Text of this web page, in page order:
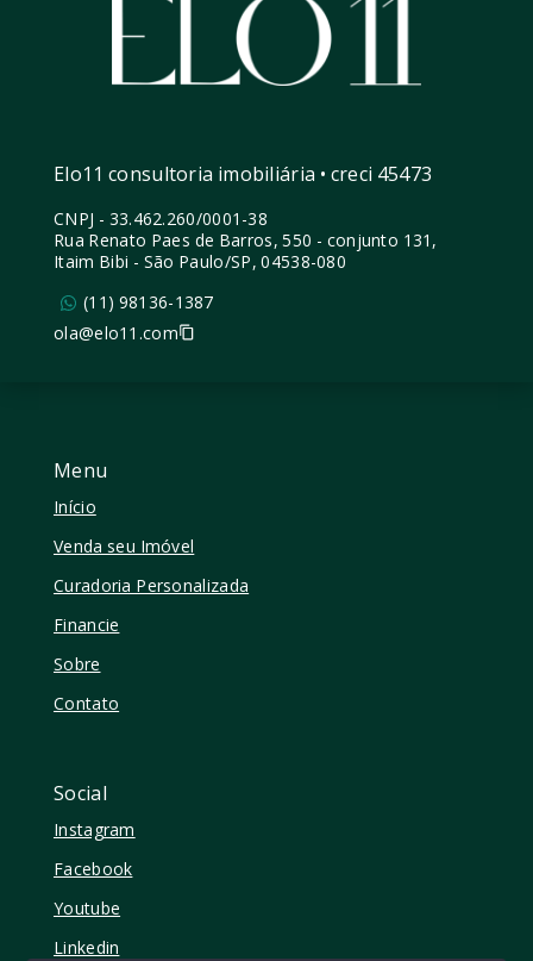
Menu
Início
Venda seu Imóvel
Curadoria Personalizada
Financie
Sobre
Contato
Social
Instagram
Facebook
Youtube
Linkedin
Elo11 consultoria imobiliária • creci 45473
CNPJ - 33.462.260/0001-38
Rua Renato Paes de Barros, 550 - conjunto 131,
Itaim Bibi - São Paulo/SP, 04538-080
(11) 98136-1387
ola@elo11.com